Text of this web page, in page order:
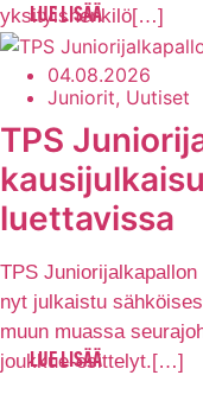
yksityishenkilö[…]
LUE LISÄÄ
04.08.2026
Juniorit, Uutiset
TPS
luettavissa
TPS
nyt julkaistu
muun muassa
joukkue-esittelyt.[…]
LUE LISÄÄ